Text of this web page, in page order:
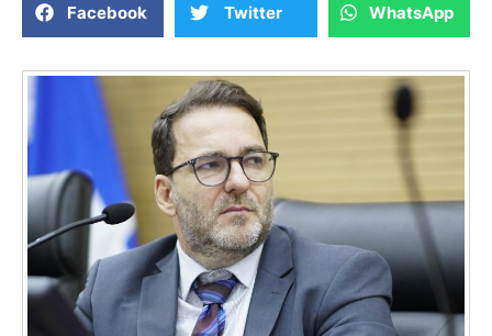
Facebook Twitter WhatsApp